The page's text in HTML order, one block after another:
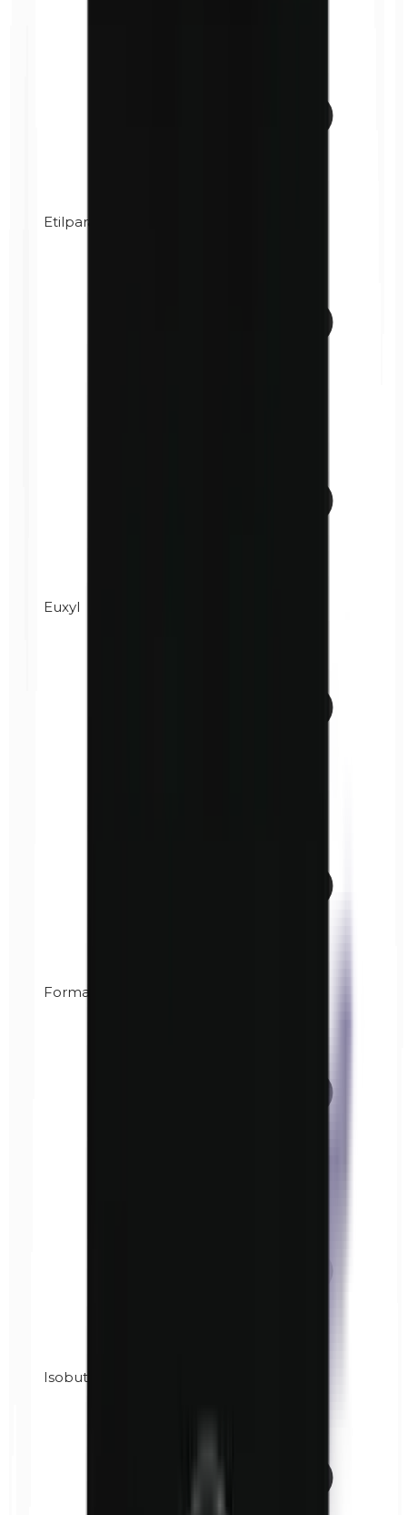
Etilparabenos
Euxyl
Formaldehído
Isobutilparabenos